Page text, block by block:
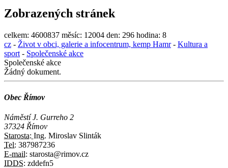
Zobrazených stránek
celkem: 4600837 měsíc: 12004 den: 296 hodina: 8
cz - Život v obci, galerie a infocentrum, kemp Hamr- Kultura a
sport - Společenské akce
Společenské akce
Žádný dokument.
Obec Římov
Náměstí J. Gurreho 2
37324 Římov
Starosta: Ing. Miroslav Slinták
Tel: 387987236
E-mail: starosta@rimov.cz
IDDS: zddefn5